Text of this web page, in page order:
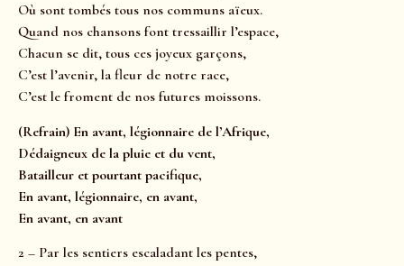
Où sont tombés tous nos communs aïeux.
Quand nos chansons font tressaillir l’espace,
Chacun se dit, tous ces joyeux garçons,
C’est l’avenir, la fleur de notre race,
C’est le froment de nos futures moissons.
(Refrain) En avant, légionnaire de l’Afrique,
Dédaigneux de la pluie et du vent,
Batailleur et pourtant pacifique,
En avant, légionnaire, en avant,
En avant, en avant
2 – Par les sentiers escaladant les pentes,